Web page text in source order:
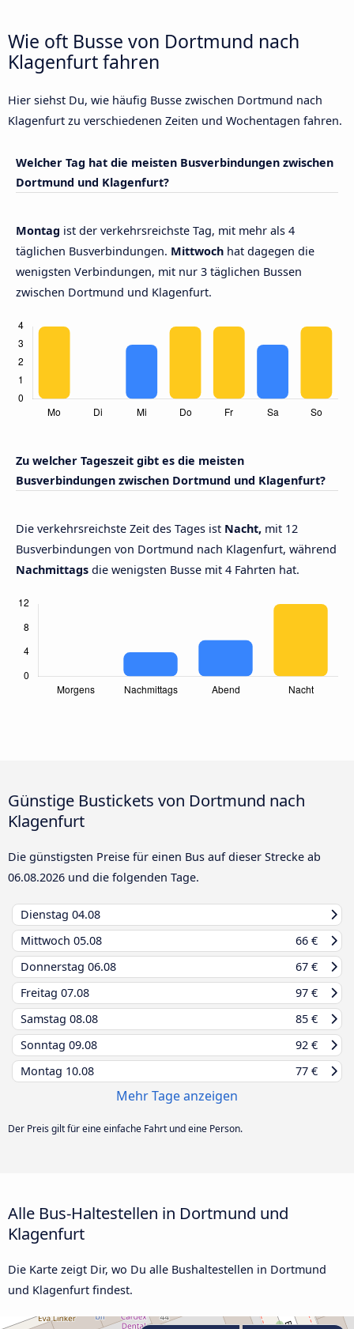
Wie oft Busse von Dortmund nach
Klagenfurt fahren
Hier siehst Du, wie häufig Busse zwischen Dortmund nach
Klagenfurt zu verschiedenen Zeiten und Wochentagen fahren.
Welcher Tag hat die meisten Busverbindungen zwischen
Dortmund und Klagenfurt?
Montag ist der verkehrsreichste Tag, mit mehr als 4
täglichen Busverbindungen. Mittwoch hat dagegen die
wenigsten Verbindungen, mit nur 3 täglichen Bussen
zwischen Dortmund und Klagenfurt.
Zu welcher Tageszeit gibt es die meisten
Busverbindungen zwischen Dortmund und Klagenfurt?
Die verkehrsreichste Zeit des Tages ist Nacht, mit 12
Busverbindungen von Dortmund nach Klagenfurt, während
Nachmittags die wenigsten Busse mit 4 Fahrten hat.
Günstige Bustickets von Dortmund nach
Klagenfurt
Die günstigsten Preise für einen Bus auf dieser Strecke ab
06.08.2026 und die folgenden Tage.
Dienstag 04.08
Mittwoch 05.08
66 €
Donnerstag 06.08
67 €
Freitag 07.08
97 €
Samstag 08.08
85 €
Sonntag 09.08
92 €
Montag 10.08 77 €
Mehr Tage anzeigen
Der Preis gilt für eine einfache Fahrt und eine Person.
Alle Bus-Haltestellen in Dortmund und
Klagenfurt
Die Karte zeigt Dir, wo Du alle Bushaltestellen in Dortmund
und Klagenfurt findest.